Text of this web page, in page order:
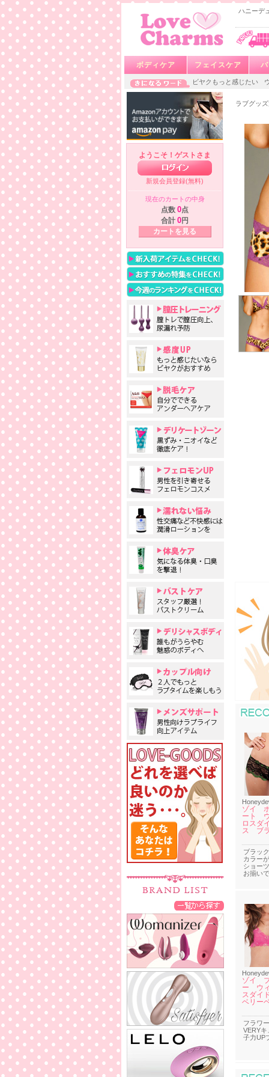
ハニーデ
ボディケア フェイスケア
ビヤクもっと感じたい
ようこそ！ゲストさま
新規会員登録(無料)
現在のカートの中身
点数 0点
合計 0円
カートを見る
ラブグッ
ゾイ
ート
ロスダ
ス ブ
ブラッ
カラー
ショー
お揃い
ゾイ
ー ウ
スダイ
ベリー
フラワ
VERY
子力UP